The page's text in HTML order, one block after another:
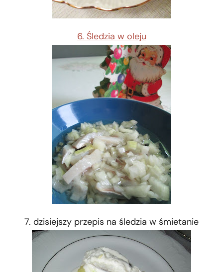
6. Śledzia w oleju
7. dzisiejszy przepis na śledzia w śmietanie